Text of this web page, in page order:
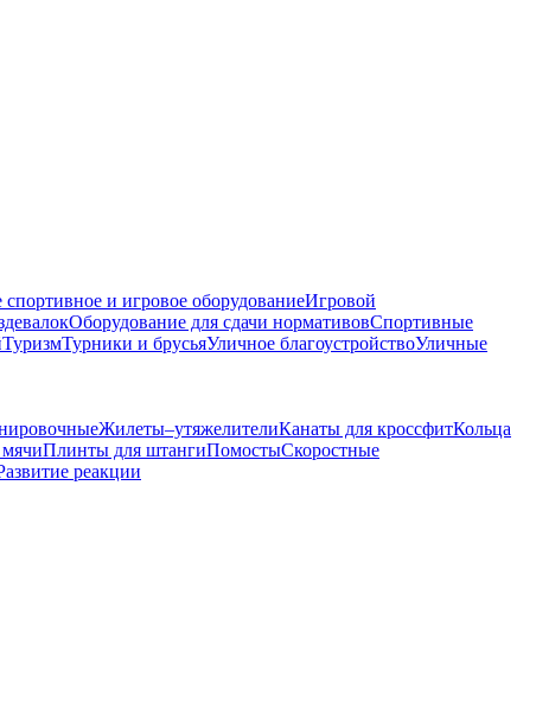
спортивное и игровое оборудованиеИгровой
Оборудование для сдачи нормативовСпортивные
ТуризмТурники и брусьяУличное благоустройствоУличные
Жилеты–утяжелителиКанаты для кроссфитКольца
Плинты для штангиПомостыСкоростные
реакции